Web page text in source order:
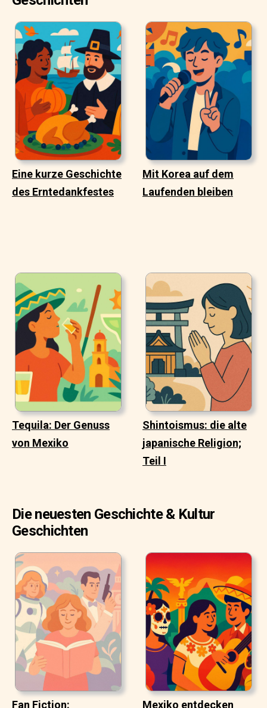
Eine kurze Geschichte
des Erntedankfestes
Mit Korea auf dem
Laufenden bleiben
Tequila: Der Genuss
von Mexiko
Shintoismus: die alte
japanische Religion;
Teil I
Die neuesten Geschichte & Kultur
Geschichten
Fan Fiction: Mexiko entdecken